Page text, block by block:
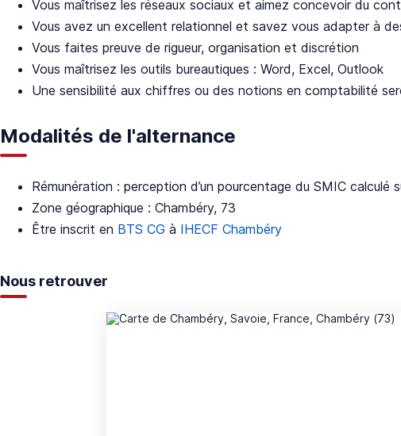
Vous maîtrisez les réseaux sociaux et aimez concevoir du
Vous avez un excellent relationnel et savez vous adapter à
Vous faites preuve de rigueur, organisation et discrétion
Vous maîtrisez les outils bureautiques : Word, Excel, Outlook
Une sensibilité aux chiffres ou des notions en comptabilité
Modalités de l'alternance
Rémunération : perception d’un pourcentage du SMIC calculé
Zone géographique : Chambéry, 73
Être inscrit en BTS CG à IHECF Chambéry
Nous retrouver